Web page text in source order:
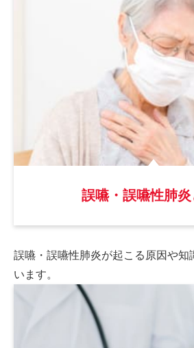
誤嚥・誤嚥性肺
誤嚥・誤嚥性肺炎が起こる原因や知
います。